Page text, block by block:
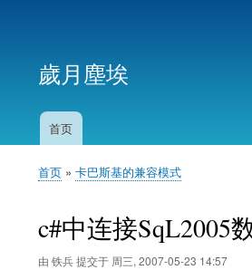
歲月塵埃
航
首页
面
屑
首页 卡巴斯基的兼容模式
c#中连接SqL2005
由 铁兵提交于 周三, 2007-05-23 14:57